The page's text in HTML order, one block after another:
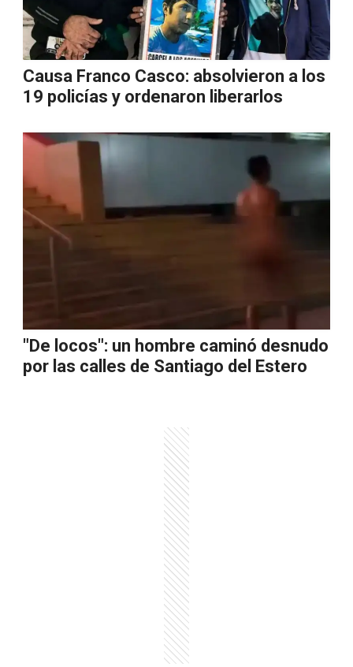
Causa Franco Casco: absolvieron a los
19 policías y ordenaron liberarlos
"De locos": un hombre caminó desnudo
por las calles de Santiago del Estero